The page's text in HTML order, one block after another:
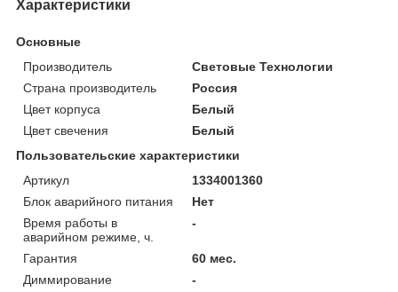
Характеристики
Основные
Производитель
Световые Технологии
Страна производитель
Россия
Цвет корпуса
Белый
Цвет свечения
Белый
Пользовательские характеристики
Артикул
1334001360
Блок аварийного питания
Нет
Время работы в
аварийном режиме, ч.
-
Гарантия
60 мес.
Диммирование
-